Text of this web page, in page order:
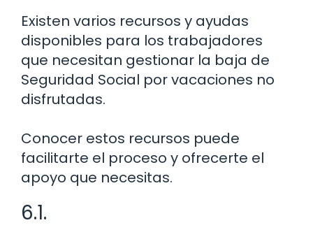
Existen varios recursos y ayudas
disponibles para los trabajadores
que necesitan gestionar la baja de
Seguridad Social por vacaciones no
disfrutadas.
Conocer estos recursos puede
facilitarte el proceso y ofrecerte el
apoyo que necesitas.
6.1.